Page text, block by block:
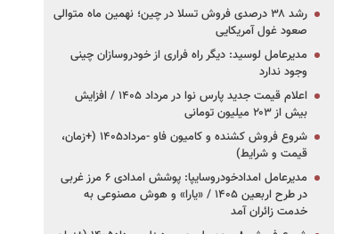
رشد ۳۸ درصدی فروش تسلا در چین؛ نهمین ماه متوالی
صعود غول آمریکایی
مدیرعامل لوسید: دیگر راه فراری از خودروسازان چینی
وجود ندارد
اعلام قیمت جدید پارس نوا در مرداد ۱۴۰۵ / افزایش
بیش از ۲۰۳ میلیون تومانی
شروع فروش کشنده و کامیون فاو -مرداد۱۴۰۵ (+زمان،
قیمت و شرایط)
مدیرعامل امدادخودروسایپا: پوشش امدادی ۶ مرز غربی
در طرح اربعین ۱۴۰۵ / «یارا» و هوش مصنوعی به
خدمت زائران آمد